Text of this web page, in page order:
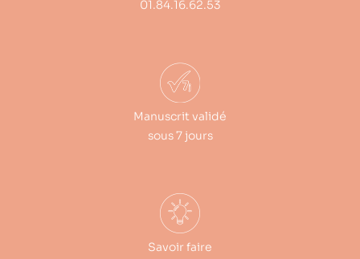
01.84.16.62.53
Manuscrit validé
sous 7 jours
Savoir faire